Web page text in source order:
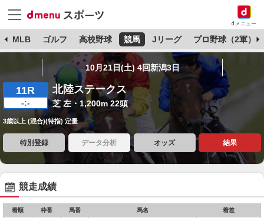
dメニュー
MLB ゴルフ 高校野球 競馬 Jリーグ プロ野球（2軍）
10月21日(土) 4回新潟3日
11R
-:-
北陸ステークス
芝 左・1,200m 22頭
3歳以上 (混合)(特指) 定量
特別登録 データ分析 オッズ 結果
競走成績
着順 枠番 馬番 馬名 着差